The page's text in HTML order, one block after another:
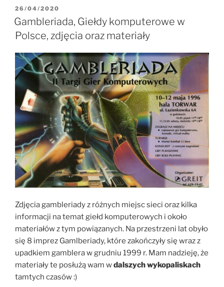
Krzysztof
Kubeczko”
OPUBLIKOWANE
W
26/04/2020
Gambleriada, Giełdy komputerowe w
Polsce, zdjęcia oraz materiały
Zdjęcia gambleriady z różnych miejsc sieci oraz kilka
informacji na temat giełd komputerowych i około
materiałów z tym powiązanych. Na przestrzeni lat obyło
się 8 imprez Gamlberiady, które zakończyły się wraz z
upadkiem gamblera w grudniu 1999 r. Mam nadzieję, że
materiały te posłużą wam wdalszych wykopaliskach
tamtych czasów :)